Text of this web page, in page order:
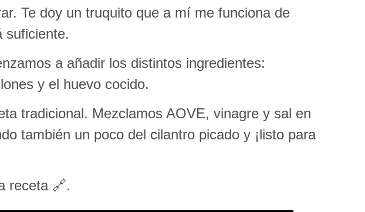
Te doy un truquito que a mí me funciona de
suficiente.
a añadir los distintos ingredientes:
y el huevo cocido.
tradicional. Mezclamos AOVE, vinagre y sal en
también un poco del cilantro picado y ¡listo para
receta 🔗.